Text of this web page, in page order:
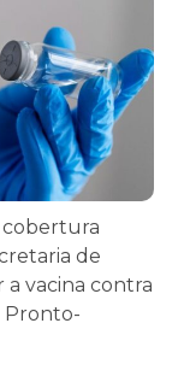
cobertura
de
a vacina contra
Pronto-